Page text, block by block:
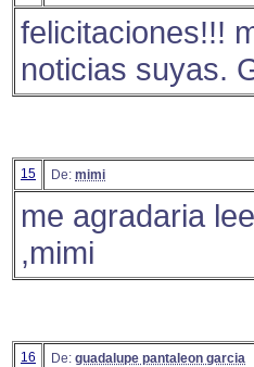
felicitaciones!!!
noticias suyas.
15 De: mimi
me agradaria
,mimi
16 De: guadalupe pantaleon garcia